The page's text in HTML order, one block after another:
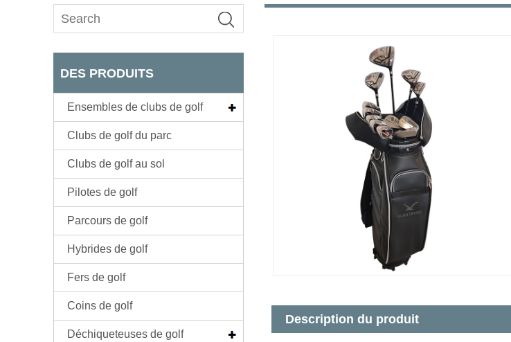
DES PRODUITS
Ensembles de clubs de golf
Clubs de golf du parc
Clubs de golf au sol
Pilotes de golf
Parcours de golf
Hybrides de golf
Fers de golf
Coins de golf
Déchiqueteuses de golf
Description du produit